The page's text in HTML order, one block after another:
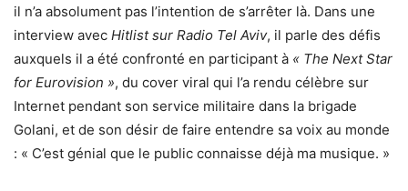
il n’a absolument pas l’intention de s’arrêter là. Dans une
interview avec Hitlist sur Radio Tel Aviv, il parle des défis
auxquels il a été confronté en participant à « The Next Star
for Eurovision », du cover viral qui l’a rendu célèbre sur
Internet pendant son service militaire dans la brigade
Golani, et de son désir de faire entendre sa voix au monde
: « C’est génial que le public connaisse déjà ma musique. »